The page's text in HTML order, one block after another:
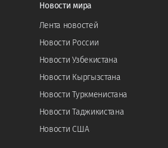
Новости мира
Лента новостей
Новости России
Новости Узбекистана
Новости Кыргызстана
Новости Туркменистана
Новости Таджикистана
Новости США